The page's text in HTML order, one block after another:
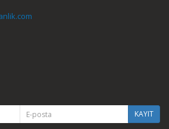
KAYIT